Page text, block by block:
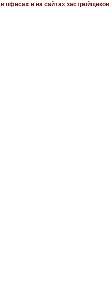
в офисах и на сайтах застройщиков